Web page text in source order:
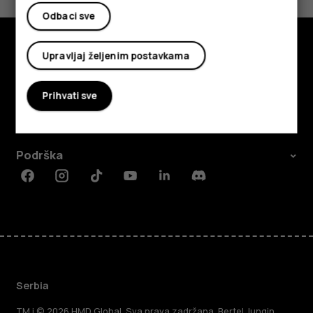
Da Ne
Istražite
O kompaniji
Podrška
FacebookInstagramTiktokYoutubeLinkedinDiscord
Serbia
Odbaci sve
Upravljaj željenim postavkama
Prihvati sve